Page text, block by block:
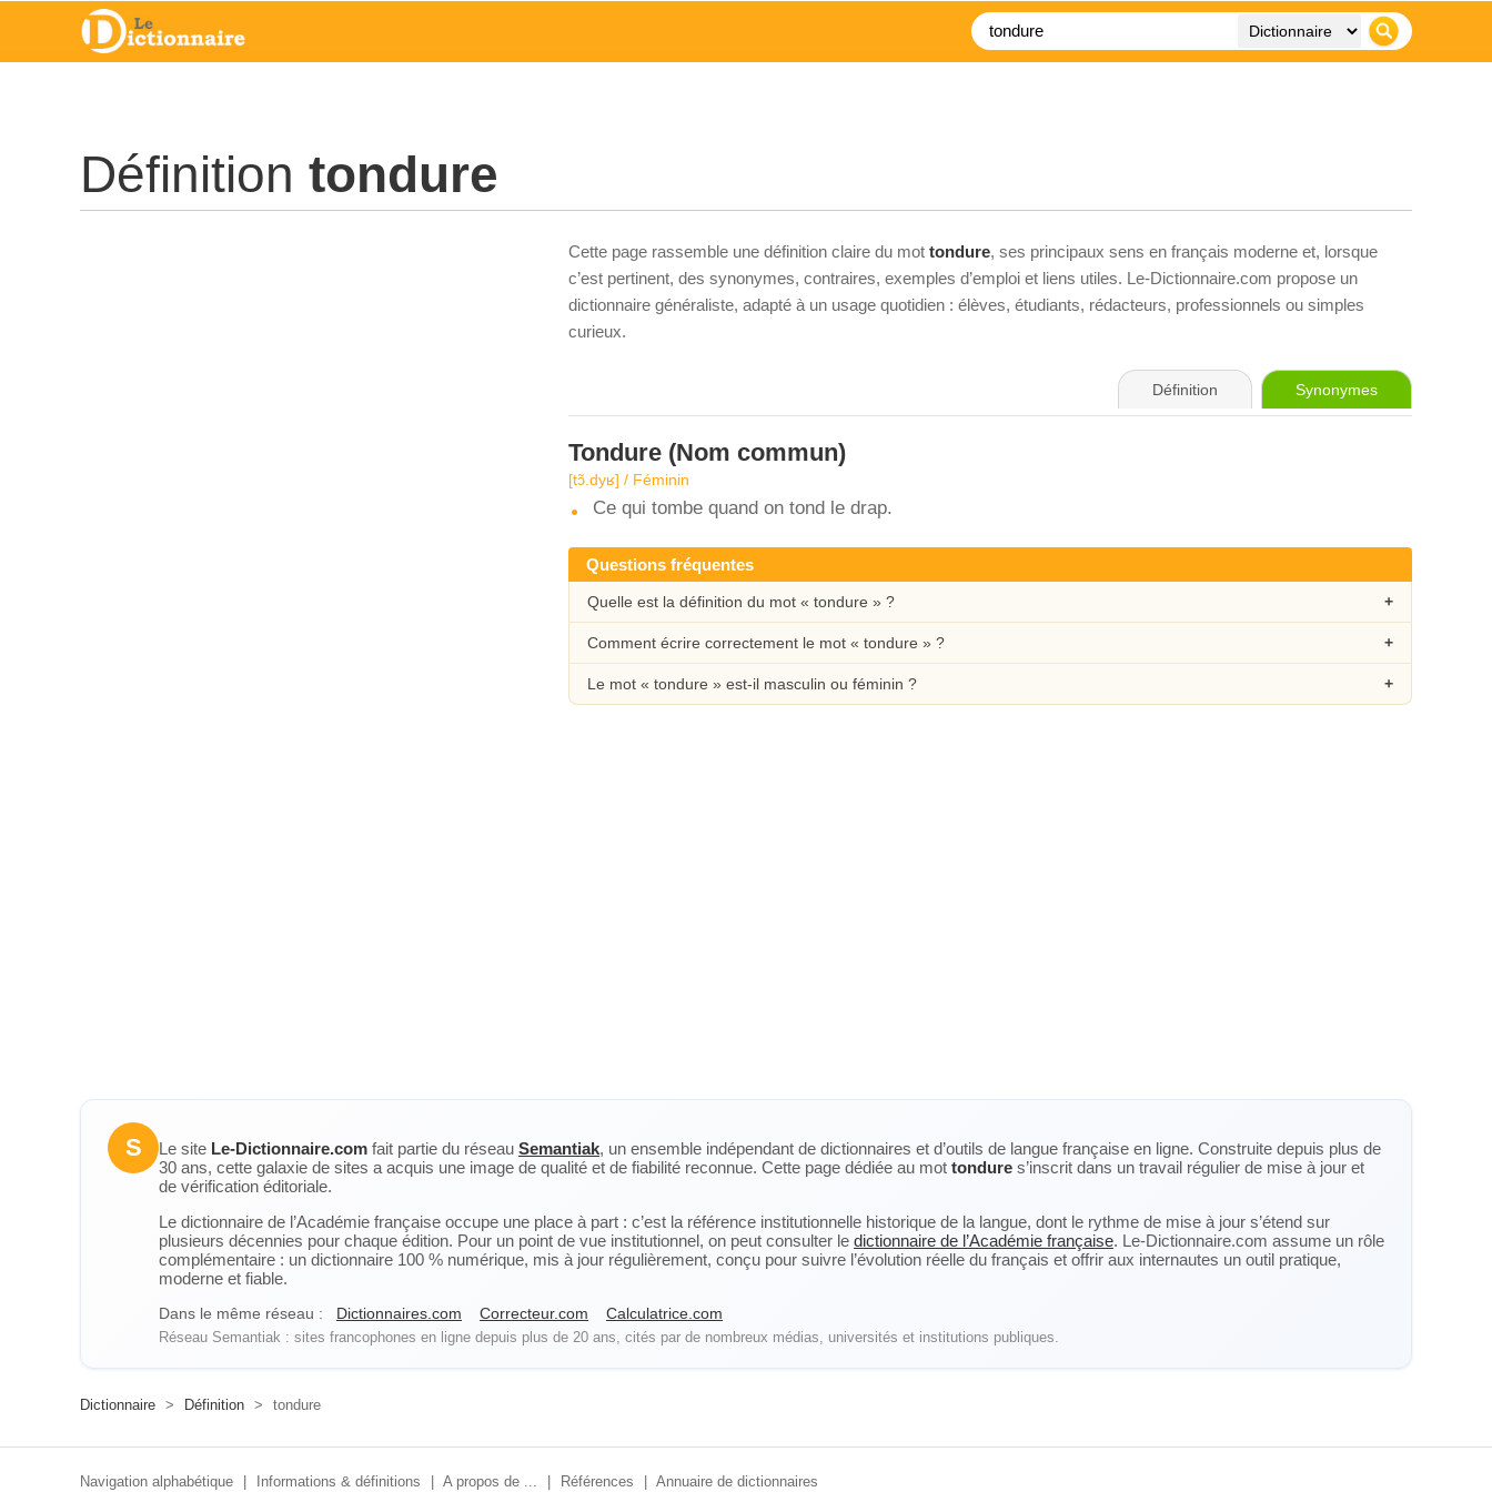
Définition tondure
Cette page rassemble une définition claire du mot tondure, ses principaux sens en français moderne et, lorsque
c’est pertinent, des synonymes, contraires, exemples d’emploi et liens utiles. Le-Dictionnaire.com propose un
dictionnaire généraliste, adapté à un usage quotidien : élèves, étudiants, rédacteurs, professionnels ou simples
curieux.
Définition Synonymes
Tondure (Nom commun)
[tɔ̃.dyʁ] / Féminin
Ce qui tombe quand on tond le drap.
Questions fréquentes
Quelle est la définition du mot « tondure » ?
Comment écrire correctement le mot « tondure » ?
Le mot « tondure » est-il masculin ou féminin ?
S Le site Le-Dictionnaire.com fait partie du réseau Semantiak, un ensemble indépendant de dictionnaires et d’outils de langue française en ligne. Construite depuis plus de
30 ans, cette galaxie de sites a acquis une image de qualité et de fiabilité reconnue. Cette page dédiée au mot tondure s’inscrit dans un travail régulier de mise à jour et
de vérification éditoriale.
Le dictionnaire de l’Académie française occupe une place à part : c’est la référence institutionnelle historique de la langue, dont le rythme de mise à jour s’étend sur
plusieurs décennies pour chaque édition. Pour un point de vue institutionnel, on peut consulter le dictionnaire de l’Académie française. Le-Dictionnaire.com assume un rôle
complémentaire : un dictionnaire 100 % numérique, mis à jour régulièrement, conçu pour suivre l’évolution réelle du français et offrir aux internautes un outil pratique,
moderne et fiable.
Dans le même réseau : Dictionnaires.com Correcteur.com Calculatrice.com
Réseau Semantiak : sites francophones en ligne depuis plus de 20 ans, cités par de nombreux médias, universités et institutions publiques.
Dictionnaire > Définition > tondure
Navigation alphabétique Informations & définitions A propos de ... Références Annuaire de dictionnaires